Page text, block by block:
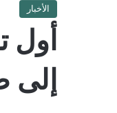
الأخبار
أول
إلى